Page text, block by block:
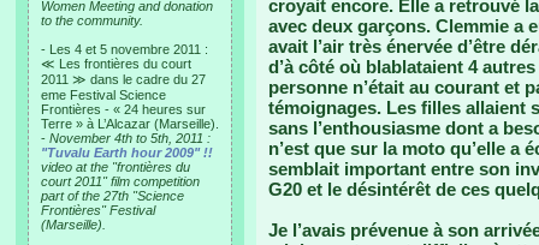
Women Meeting and donation
to the community.
- Les 4 et 5 novembre 2011 :
≪ Les frontières du court
2011 ≫ dans le cadre du 27
eme Festival Science
Frontières - « 24 heures sur
Terre » à L’Alcazar (Marseille).
- November 4th to 5th, 2011 :
"Tuvalu Earth hour 2009" !!
video at the "frontières du
court 2011" film competition
part of the 27th "Science
Frontières" Festival
(Marseille).
croyait encore. Elle a retrouvé
avec deux garçons. Clemmie a
avait l’air très énervée d’être
d’à côté où blablataient 4
personne n’était au courant et
témoignages. Les filles allaient
sans l’enthousiasme dont a
n’est que sur la moto qu’elle a
semblait important entre son
G20 et le désintérêt de ces
Je l’avais prévenue à son